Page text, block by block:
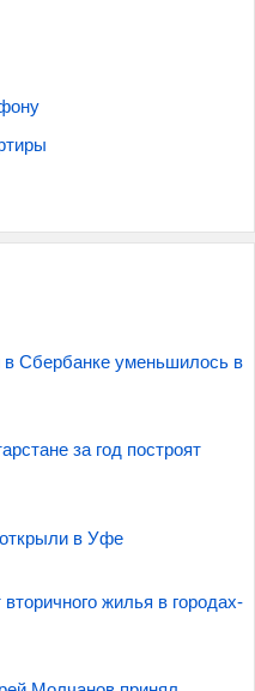
в Сбербанке уменьшилось в
за год построят
в Уфе
жилья в городах-